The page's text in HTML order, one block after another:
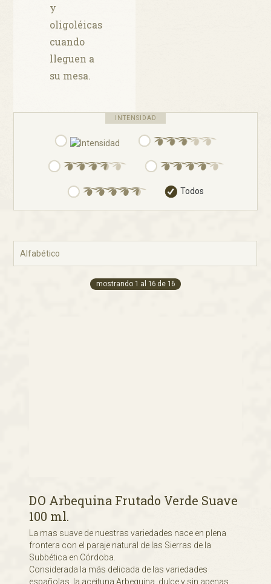
y
oligoléicas
cuando
lleguen a
su mesa.
INTENSIDAD
Todos
mostrando 1 al 16de 16
DO Arbequina Frutado Verde Suave
100 ml.
La mas suave de nuestras variedades nace en plena
frontera con el paraje natural de las Sierras de la
Subbética en Córdoba.
Considerada la más delicada de las variedades
españolas, la aceituna Arbequina, dulce y sin apenas